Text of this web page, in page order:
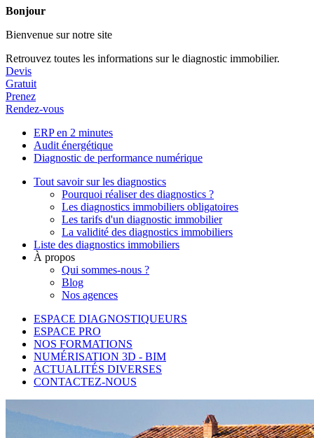
Bonjour
Bienvenue sur notre site
Retrouvez toutes les informations sur le diagnostic immobilier.
Devis
Gratuit
Prenez
Rendez-vous
ERP en 2 minutes
Audit énergétique
Diagnostic de performance numérique
Tout savoir sur les diagnostics
Pourquoi réaliser des diagnostics ?
Les diagnostics immobiliers obligatoires
Les tarifs d'un diagnostic immobilier
La validité des diagnostics immobiliers
Liste des diagnostics immobiliers
À propos
Qui sommes-nous ?
Blog
Nos agences
ESPACE DIAGNOSTIQUEURS
ESPACE PRO
NOS FORMATIONS
NUMÉRISATION 3D - BIM
ACTUALITÉS DIVERSES
CONTACTEZ-NOUS